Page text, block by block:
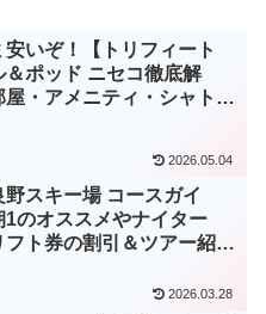
安いぞ！【トリフィート
＆ポッド ニセコ徹底解
屋・アメニティ・シャトル
2026.05.04
野スキー場 コースガイ
1のオススメやナイター
フト券の割引＆ツアー紹
2026.03.28